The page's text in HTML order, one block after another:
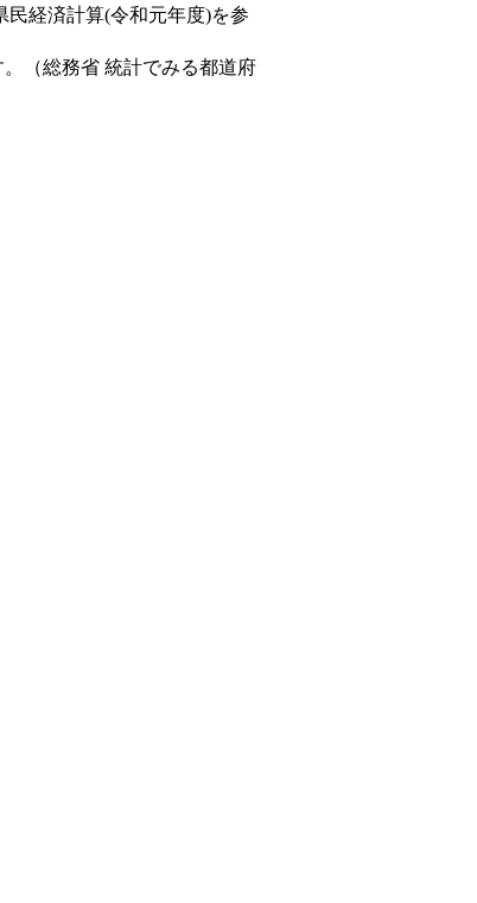
民経済計算(令和元年度)を参
（総務省 統計でみる都道府